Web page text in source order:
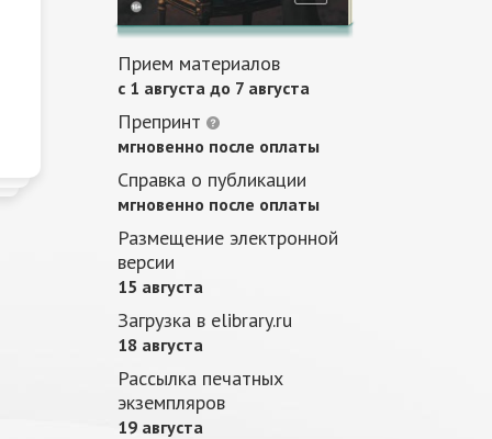
Прием материалов
c 1 августа до 7 августа
Препринт
мгновенно после оплаты
Справка о публикации
мгновенно после оплаты
Размещение электронной
версии
15 августа
Загрузка в elibrary.ru
18 августа
Рассылка печатных
экземпляров
19 августа